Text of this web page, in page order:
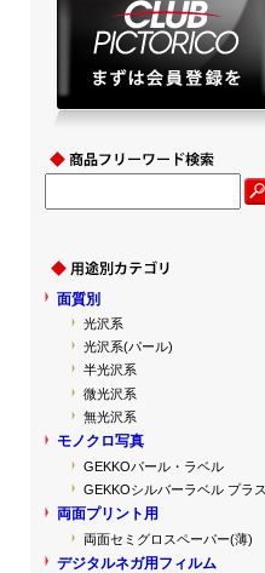
面質別
光沢系
光沢系(パール)
半光沢系
微光沢系
無光沢系
モノクロ写真
GEKKOパール・ラベル
GEKKOシルバーラベル プラス
両面プリント用
両面セミグロスペーパー(薄)
デジタルネガ用フィルム